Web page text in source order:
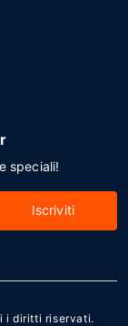
speciali!
Iscriviti
i diritti riservati.